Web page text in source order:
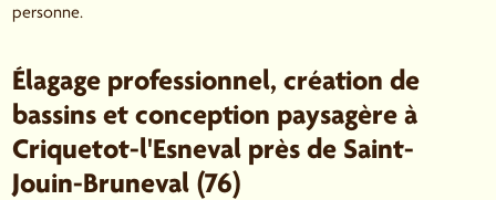
personne.
Élagage professionnel, création de
bassins et conception paysagère à
Criquetot-l'Esneval près de Saint-
Jouin-Bruneval (76)